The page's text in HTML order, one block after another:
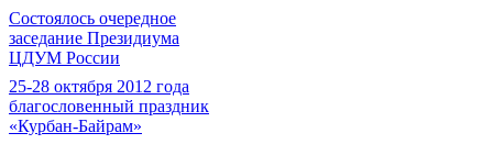
Состоялось очередное
заседание Президиума
ЦДУМ России
25-28 октября 2012 года
благословенный праздник
«Курбан-Байрам»